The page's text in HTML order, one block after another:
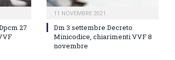
27
11 NOVEMBRE 2021
Dm 3 settembre Decreto
Minicodice, chiarimenti VVF 8
novembre